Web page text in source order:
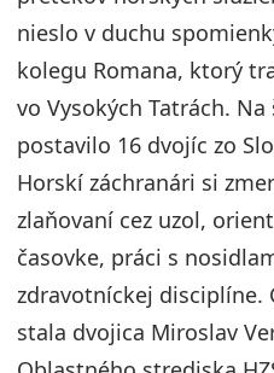
nieslo v duchu
kolegu Romana, ktorý
vo Vysokých Tatrách.
postavilo 16 dvojíc zo
Horskí záchranári si
zlaňovaní cez uzol,
časovke, práci s
zdravotníckej disciplíne.
stala dvojica Miroslav